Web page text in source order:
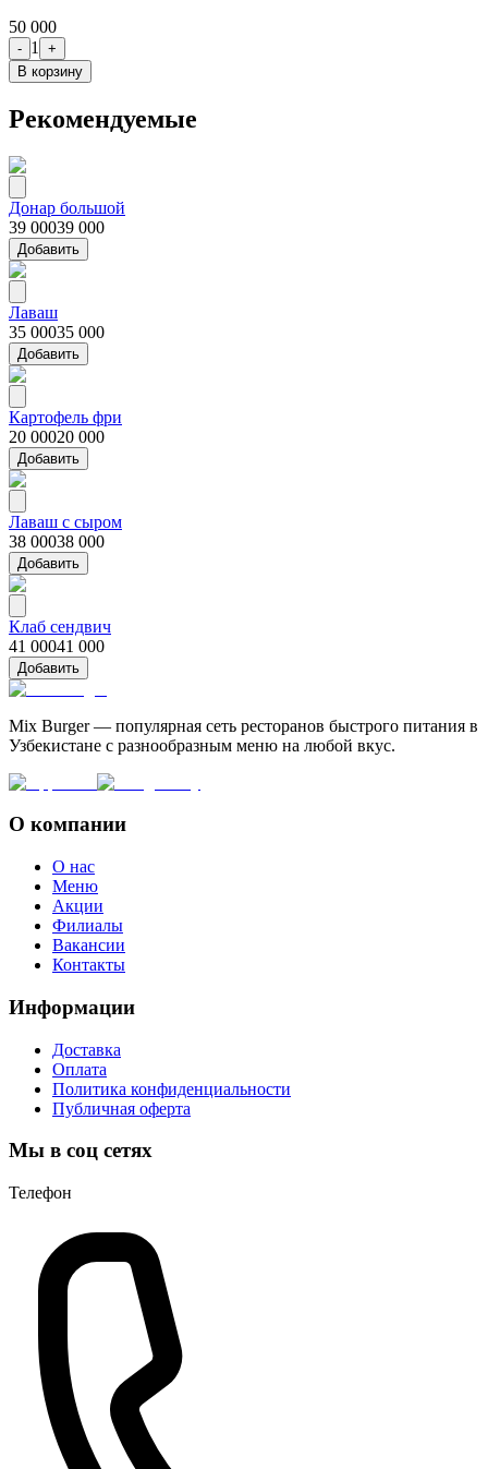
50 000
- 1
+
В корзину
Рекомендуемые
Донар большой
39 00039 000
Добавить
Лаваш
35 00035 000
Добавить
Картофель фри
20 00020 000
Добавить
Лаваш с сыром
38 00038 000
Добавить
Клаб сендвич
41 00041 000
Добавить
Mix Burger — популярная сеть ресторанов быстрого питания в
Узбекистане с разнообразным меню на любой вкус.
О компании
О нас
Меню
Акции
Филиалы
Вакансии
Контакты
Информации
Доставка
Оплата
Политика конфиденциальности
Публичная оферта
Мы в соц сетях
Телефон